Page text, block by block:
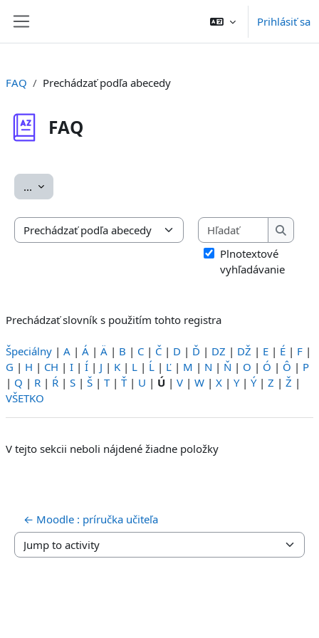
Prihlásiť sa
FAQ Prechádzať podľa abecedy
FAQ
... Exportovať položky
Prechádzať slovník s použitím tohto registra
Hľadať
Hľadať
Plnotextové
vyhľadávanie
Prechádzať slovník s použitím tohto registra
Špeciálny | A | Á | Ä | B | C | Č | D | Ď | DZ | DŽ | E | É | F |
G | H | CH | I | Í | J | K | L | Ĺ | Ľ | M | N | Ň | O | Ó | Ô | P
| Q | R | Ŕ | S | Š | T| Ť| U | Ú | V | W | X | Y| Ý| Z | Ž |
VŠETKO
V tejto sekcii neboli nájdené žiadne položky
← Moodle : príručka učiteľa
Jump to activity